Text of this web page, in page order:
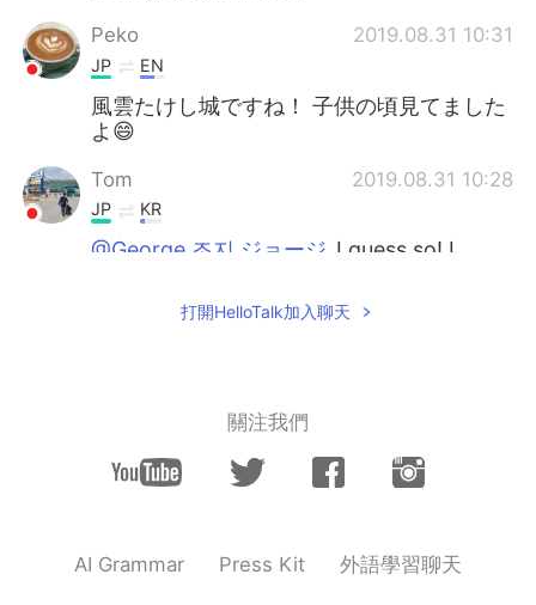
Peko 2019.08.31 10:31
JP EN
風雲たけし城ですね！ 子供の頃見てました
よ😄
Tom 2019.08.31 10:28
JP KR
@George 조지 ジョージ I guess so! I
George 조지 ジョージ 2019.08.31 10:25
EN JP
George 조지 ジョージ 2019.08.31 10:21
打開HelloTalk加入聊天
關注我們
AI Grammar Press Kit 外語學習聊天